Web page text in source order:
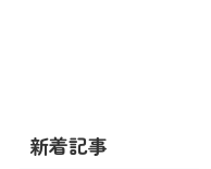
新着記事